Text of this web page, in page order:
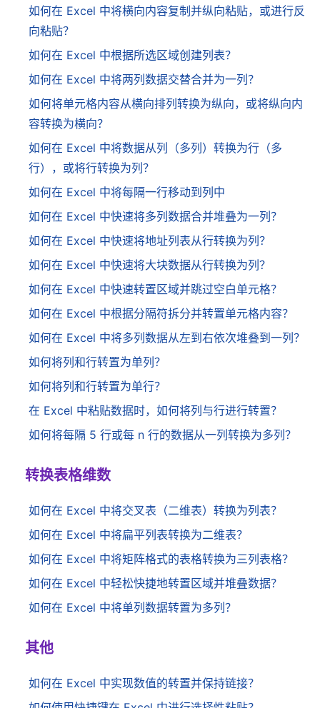
如何在 Excel 中将横向内容复制并纵向粘贴，或进行反
向粘贴？
如何在 Excel 中根据所选区域创建列表？
如何在 Excel 中将两列数据交替合并为一列？
如何将单元格内容从横向排列转换为纵向，或将纵向内
容转换为横向？
如何在 Excel 中将数据从列（多列）转换为行（多
行），或将行转换为列？
如何在 Excel 中将每隔一行移动到列中
如何在 Excel 中快速将多列数据合并堆叠为一列？
如何在 Excel 中快速将地址列表从行转换为列？
如何在 Excel 中快速将大块数据从行转换为列？
如何在 Excel 中快速转置区域并跳过空白单元格？
如何在 Excel 中根据分隔符拆分并转置单元格内容？
如何在 Excel 中将多列数据从左到右依次堆叠到一列？
如何将列和行转置为单列？
如何将列和行转置为单行？
在 Excel 中粘贴数据时，如何将列与行进行转置？
如何将每隔 5 行或每 n 行的数据从一列转换为多列？
转换表格维数
如何在 Excel 中将交叉表（二维表）转换为列表？
如何在 Excel 中将扁平列表转换为二维表？
如何在 Excel 中将矩阵格式的表格转换为三列表格？
如何在 Excel 中轻松快捷地转置区域并堆叠数据？
如何在 Excel 中将单列数据转置为多列？
其他
如何在 Excel 中实现数值的转置并保持链接？